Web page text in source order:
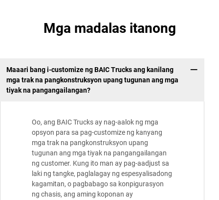
Mga madalas itanong
Maaari bang i-customize ng BAIC Trucks ang kanilang
mga trak na pangkonstruksyon upang tugunan ang mga
tiyak na pangangailangan?
Oo, ang BAIC Trucks ay nag-aalok ng mga
opsyon para sa pag-customize ng kanyang
mga trak na pangkonstruksyon upang
tugunan ang mga tiyak na pangangailangan
ng customer. Kung ito man ay pag-aadjust sa
laki ng tangke, paglalagay ng espesyalisadong
kagamitan, o pagbabago sa konpigurasyon
ng chasis, ang aming koponan ay